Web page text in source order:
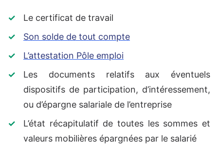
Le certificat de travail
Son solde de tout compte
L’attestation Pôle emploi
Les documents relatifs aux éventuels
dispositifs de participation, d’intéressement,
ou d’épargne salariale de l’entreprise
L’état récapitulatif de toutes les sommes et
valeurs mobilières épargnées par le salarié